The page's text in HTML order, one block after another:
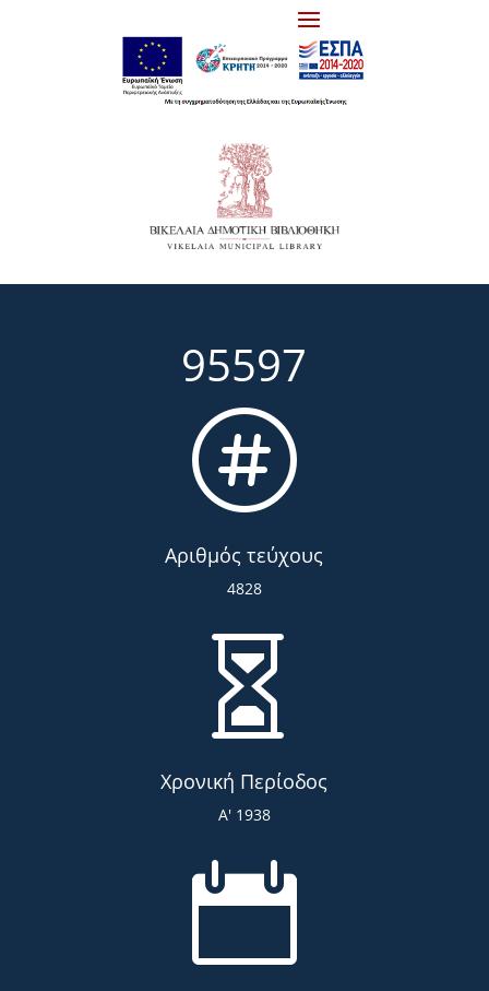
95597

Αριθμός τεύχους
4828

Χρονική Περίοδος
Α' 1938
